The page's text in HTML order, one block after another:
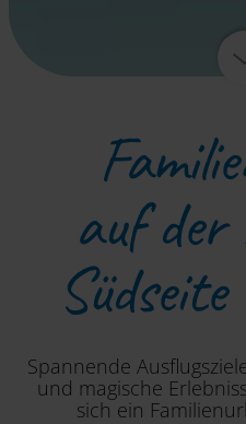
auf der
Spannende
und magische
sich ein